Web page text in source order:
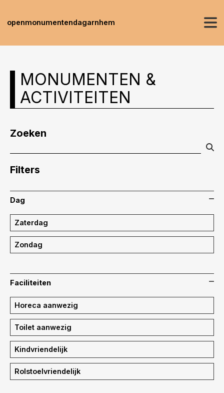
openmonumentendagarnhem
MONUMENTEN &
ACTIVITEITEN
Zoeken
Filters
Dag
Zaterdag
Zondag
Faciliteiten
Horeca aanwezig
Toilet aanwezig
Kindvriendelijk
Rolstoelvriendelijk